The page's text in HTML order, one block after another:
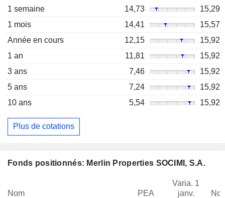
1 semaine 14,73
15,29
1 mois
14,41
15,57
Année en cours
12,15
15,92
1 an
11,81
15,92
3 ans
7,46
15,92
5 ans
7,24
15,92
10 ans
5,54 15,92
Plus de cotations
Fonds positionnés: Merlin Properties SOCIMI, S.A.
Nom PEA
Varia. 1
janv.